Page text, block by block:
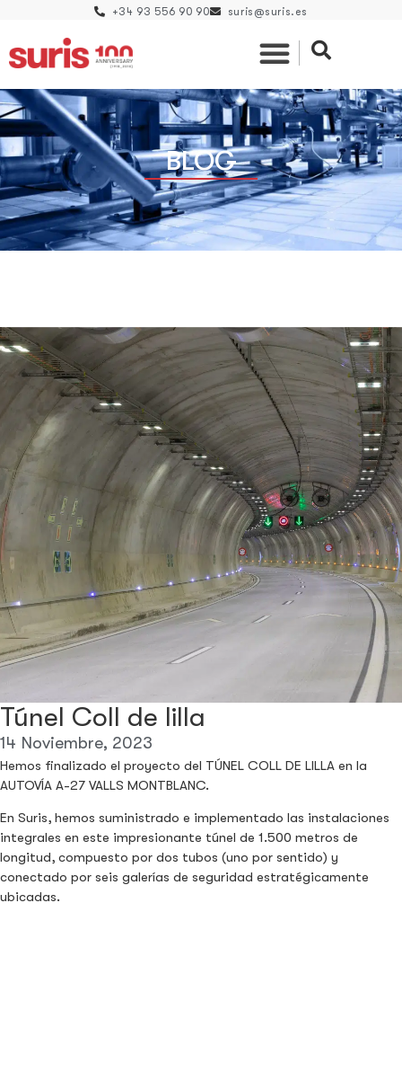
+34 93 556 90 90 suris@suris.es
BLOG
Túnel Coll de lilla
14 Noviembre, 2023
Hemos finalizado el proyecto del TÚNEL COLL DE LILLA en la
AUTOVÍA A-27 VALLS MONTBLANC.
En Suris, hemos suministrado e implementado las instalaciones
integrales en este impresionante túnel de 1.500 metros de
longitud, compuesto por dos tubos (uno por sentido) y
conectado por seis galerías de seguridad estratégicamente
ubicadas.